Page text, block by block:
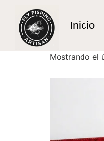
Inicio
Mostrando el